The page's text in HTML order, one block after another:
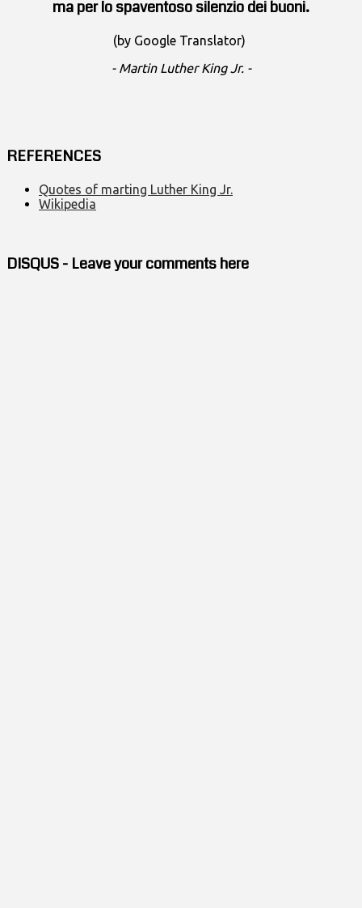
ma per lo spaventoso silenzio dei buoni.
(by Google Translator)
- Martin Luther King Jr. -
REFERENCES
Quotes of marting Luther King Jr.
Wikipedia
DISQUS - Leave your comments here